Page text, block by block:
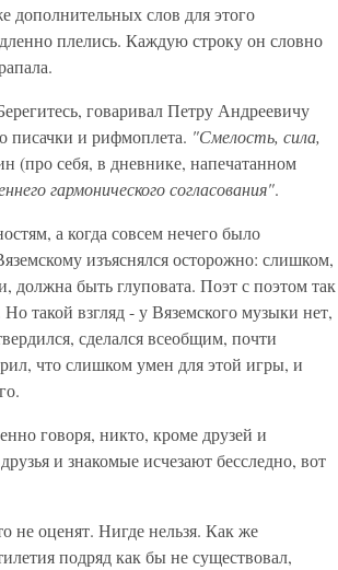
дополнительных слов для этого
плелись. Каждую строку он словно
говаривал Петру Андреевичу
писачки и рифмоплета. "Смелость, сила,
(про себя, в дневнике, напечатанном
гармонического согласования".
а когда совсем нечего было
изъяснялся осторожно: слишком,
должна быть глуповата. Поэт с поэтом так
такой взгляд - у Вяземского музыки нет,
сделался всеобщим, почти
что слишком умен для этой игры, и
говоря, никто, кроме друзей и
и знакомые исчезают бесследно, вот
не оценят. Нигде нельзя. Как же
подряд как бы не существовал,